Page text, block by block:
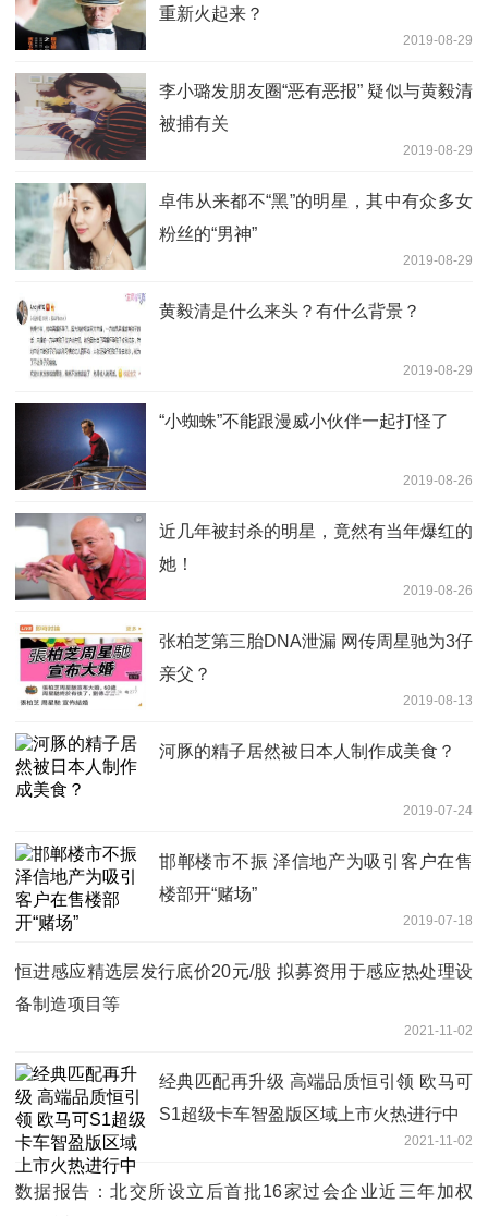
重新火起来？
2019-08-29
李小璐发朋友圈“恶有恶报” 疑似与黄毅清
被捕有关
2019-08-29
卓伟从来都不“黑”的明星，其中有众多女
粉丝的“男神”
2019-08-29
黄毅清是什么来头？有什么背景？
2019-08-29
“小蜘蛛”不能跟漫威小伙伴一起打怪了
2019-08-26
近几年被封杀的明星，竟然有当年爆红的
她！
2019-08-26
张柏芝第三胎DNA泄漏 网传周星驰为3仔
亲父？
2019-08-13
河豚的精子居然被日本人制作成美食？
2019-07-24
邯郸楼市不振 泽信地产为吸引客户在售
楼部开“赌场”
2019-07-18
恒进感应精选层发行底价20元/股 拟募资用于感应热处理设
备制造项目等
2021-11-02
经典匹配再升级 高端品质恒引领 欧马可
S1超级卡车智盈版区域上市火热进行中
2021-11-02
数据报告：北交所设立后首批16家过会企业近三年加权